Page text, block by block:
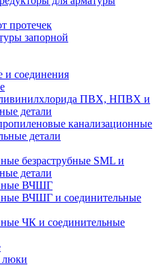
протечек
запорной
и соединения
ПВХ, НПВХ и
детали
канализационные
детали
безраструбные SML и
детали
ВЧШГ
ВЧШГ и соединительные
ЧК и соединительные
люки